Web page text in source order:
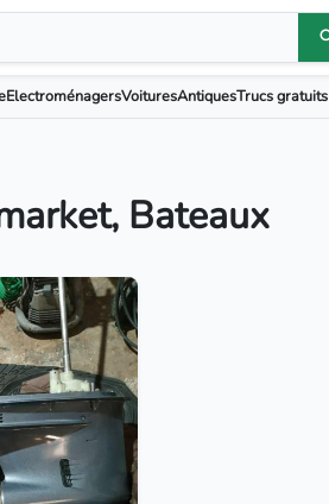
ElectroménagersVoituresAntiquesTrucs gratuits
Bateaux